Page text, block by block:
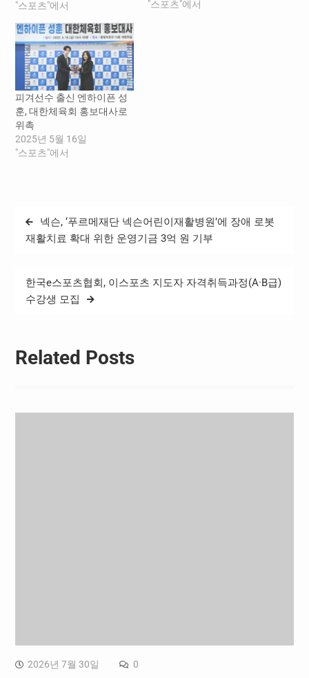
으며, 유승민 대한체육회장
홍보대사의 소감을 듣는 시
간을 가졌다. 대한체육회 홍
보대사는 ▲‘스포츠 선진화
(비인기종목 저변 확대, 스포
츠 인권 보호 등) 기여, ▲대
한체육회 공식 SNS(유튜브,
인스타그램, 블로그, 틱톡
등) 활동, ▲대한체육회…
"스포츠"에서
"스포츠"에서
피겨선수 출신 엔하이픈 성
훈, 대한체육회 홍보대사로
위촉
2025년 5월 16일
"스포츠"에서
글
탐
넥슨, ‘푸르메재단 넥슨어린이재활병원’에 장애 로봇
재활치료 확대 위한 운영기금 3억 원 기부
한국e스포츠협회, 이스포츠 지도자 자격취득과정(A·B급)
수강생 모집
Related Posts
2026년 7월 30일 0